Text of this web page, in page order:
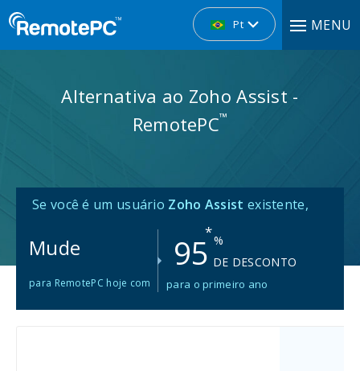
Pt MENU
Alternativa ao Zoho Assist -
RemotePC™
Se você é um usuário Zoho Assist existente,
Mude
para RemotePC hoje com
95
*%
DE DESCONTO
para o primeiro ano